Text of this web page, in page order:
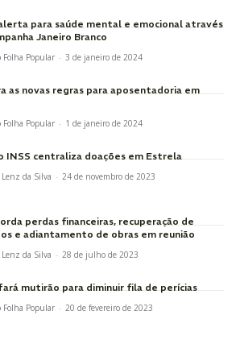
para saúde mental e emocional através
Janeiro Branco
Folha Popular - 3 de janeiro de 2024
as novas regras para aposentadoria em
Folha Popular - 1 de janeiro de 2024
INSS centraliza doações em Estrela
da Silva - 24 de novembro de 2023
perdas financeiras, recuperação de
e adiantamento de obras em reunião
da Silva - 28 de julho de 2023
mutirão para diminuir fila de perícias
Folha Popular - 20 de fevereiro de 2023